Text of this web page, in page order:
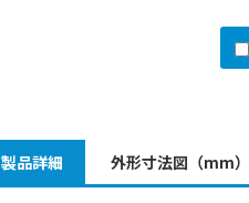
製品詳細 外形寸法図（mm）